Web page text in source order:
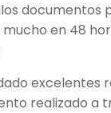
documentos
en 48
realizado